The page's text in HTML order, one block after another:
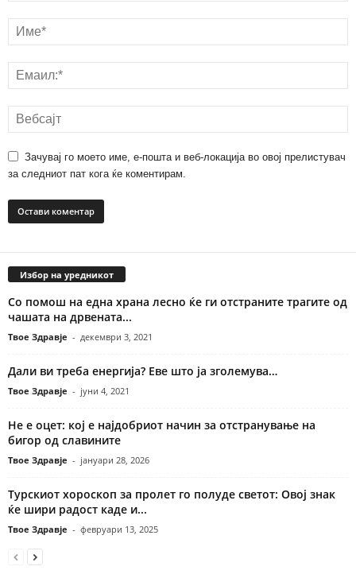
Зачувај го моето име, е-пошта и веб-локација во овој прелистувач
за следниот пат кога ќе коментирам.
Избор на уредникот
Со помош на една храна лесно ќе ги отстраните трагите од
чашата на дрвената...
Твое Здравје - декември 3, 2021
Дали ви треба енергија? Еве што ја зголемува…
Твое Здравје - јуни 4, 2021
Не е оцет: кој е најдобриот начин за отстранување на
бигор од славините
Твое Здравје - јануари 28, 2026
Турскиот хороскоп за пролет го полуде светот: Овој знак
ќе шири радост каде и...
Твое Здравје - февруари 13, 2025